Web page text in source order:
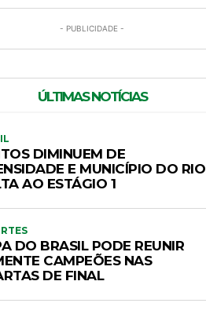
- PUBLICIDADE -
ÚLTIMAS NOTÍCIAS
DIMINUEM DE
E MUNICÍPIO DO RIO
AO ESTÁGIO 1
DO BRASIL PODE REUNIR
CAMPEÕES NAS
DE FINAL